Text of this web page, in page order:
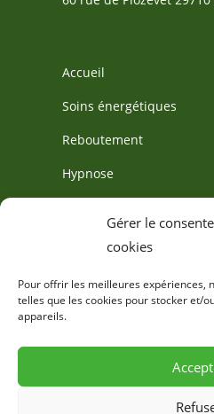
Gérer le
cookies
Pour offrir les meilleures expériences,
telles que les cookies pour stocker et/
appareils.
Accueil
Soins énergétiques
Reboutement
Hypnose
Actualités